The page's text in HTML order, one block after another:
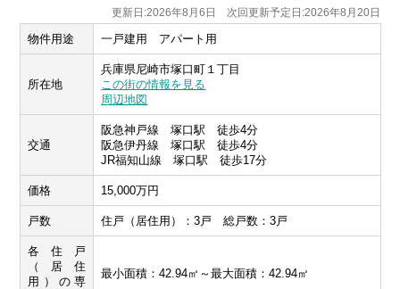
更新日:2026年8月6日 次回更新予定日:2026年8月20日
物件用途 一戸建用 アパート用
所在地
兵庫県尼崎市塚口町１丁目
この街の情報を見る
周辺地図
交通
阪急神戸線 塚口駅 徒歩4分
阪急伊丹線 塚口駅 徒歩4分
JR福知山線 塚口駅 徒歩17分
価格 15,000万円
戸数 住戸（居住用）：3戸 総戸数：3戸
各住戸
（居住
用）の専
最小面積：42.94㎡～最大面積：42.94㎡